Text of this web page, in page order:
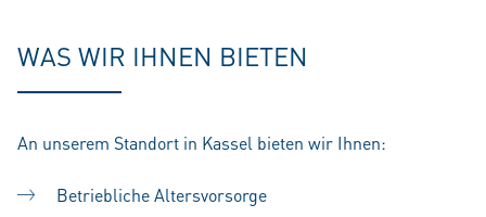
WAS WIR IHNEN BIETEN
An unserem Standort in Kassel bieten wir Ihnen:
Betriebliche Altersvorsorge